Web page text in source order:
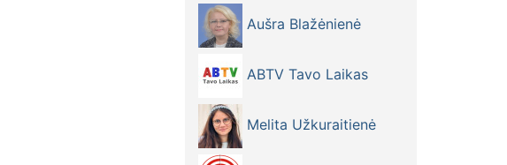
Aušra Blažėnienė
ABTV Tavo Laikas
Melita Užkuraitienė